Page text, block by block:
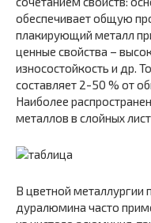
обеспечивает общую
плакирующий металл
ценные свойства –
износостойкость и др.
составляет 2-50 % от
Наиболее
металлов в слойных
В цветной металлургии
дуралюмина часто